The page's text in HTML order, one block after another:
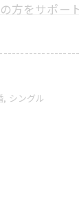
方をサポー
シングル